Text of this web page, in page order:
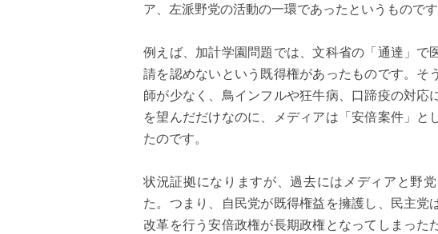
ア、左派野党の活動の一環であったというものです
例えば、加計学園問題では、文科省の「通達」で
請を認めないという既得権があったものです。そ
師が少なく、鳥インフルや狂牛病、口蹄疫の対応
を望んだだけなのに、メディアは「安倍案件」
たのです。
状況証拠になりますが、過去にはメディアと野
た。つまり、自民党が既得権益を擁護し、民主党
改革を行う安倍政権が長期政権となってしまった